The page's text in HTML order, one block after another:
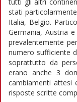
tutti gli altri
stati
Italia, Belgio.
Germania, Austria
prevalentemente
numero sufficiente
soprattutto da
erano anche 3
cambiamenti attesi
risposte scritte